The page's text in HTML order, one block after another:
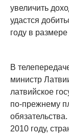
увеличить
удастся
году в
В
министр
латвийское
по-прежнему
2010 году,